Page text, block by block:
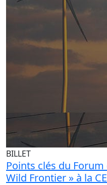
BILLET
Points clés du
Wild Frontier » à la